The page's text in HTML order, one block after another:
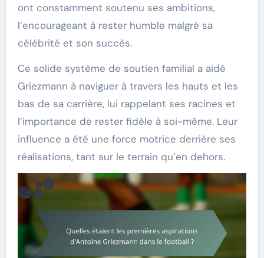
ont constamment soutenu ses ambitions,
l’encourageant à rester humble malgré sa
célébrité et son succès.
Ce solide système de soutien familial a aidé
Griezmann à naviguer à travers les hauts et les
bas de sa carrière, lui rappelant ses racines et
l’importance de rester fidèle à soi-même. Leur
influence a été une force motrice derrière ses
réalisations, tant sur le terrain qu’en dehors.